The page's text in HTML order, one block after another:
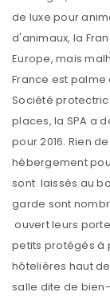
de luxe pour
d'animaux, la
Europe, mais
France est palme
Société
places, la SPA a
pour 2016. Rien
hébergement
sont laissés au
garde sont
ouvert leurs
petits protégés à
hôtelières haut
salle dite de